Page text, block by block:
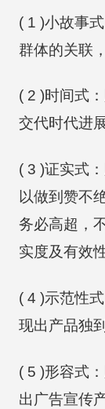
( 1 )小故事
群体的关联
( 2 )时间式
交代时代进
( 3 )证实式
以做到赞不
务必高超，
实度及有效性
( 4 )示范性
现出产品独
( 5 )形容式
出广告宣传